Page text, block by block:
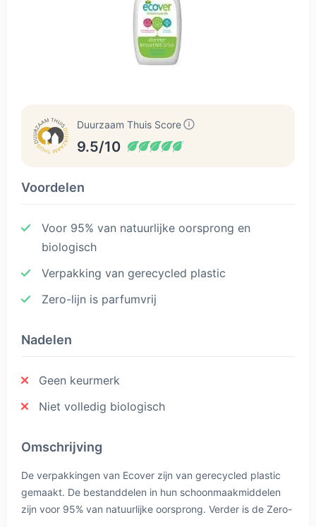
Duurzaam Thuis Score
9.5/10
Voordelen
Voor 95% van natuurlijke oorsprong en
biologisch
Verpakking van gerecycled plastic
Zero-lijn is parfumvrij
Nadelen
Geen keurmerk
Niet volledig biologisch
Omschrijving
De verpakkingen van Ecover zijn van gerecycled plastic
gemaakt. De bestanddelen in hun schoonmaakmiddelen
zijn voor 95% van natuurlijke oorsprong. Verder is de Zero-